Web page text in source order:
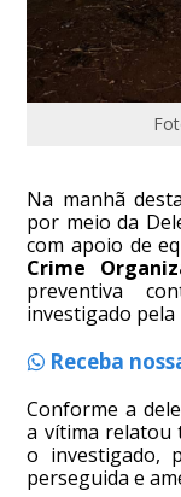
Na manhã
por meio da
com apoio de
Crime
preventiva
investigado pela
Receba
Conforme a
a vítima relatou
o investigado,
perseguida e